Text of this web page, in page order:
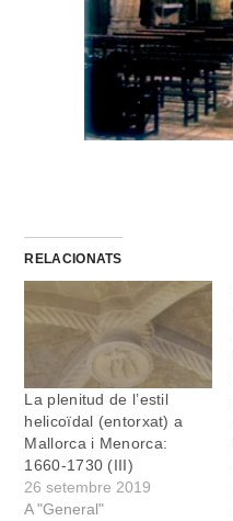
RELACIONATS
La plenitud de l’estil
helicoïdal (entorxat) a
Mallorca i Menorca:
1660-1730 (III)
26 setembre 2019
A "General"